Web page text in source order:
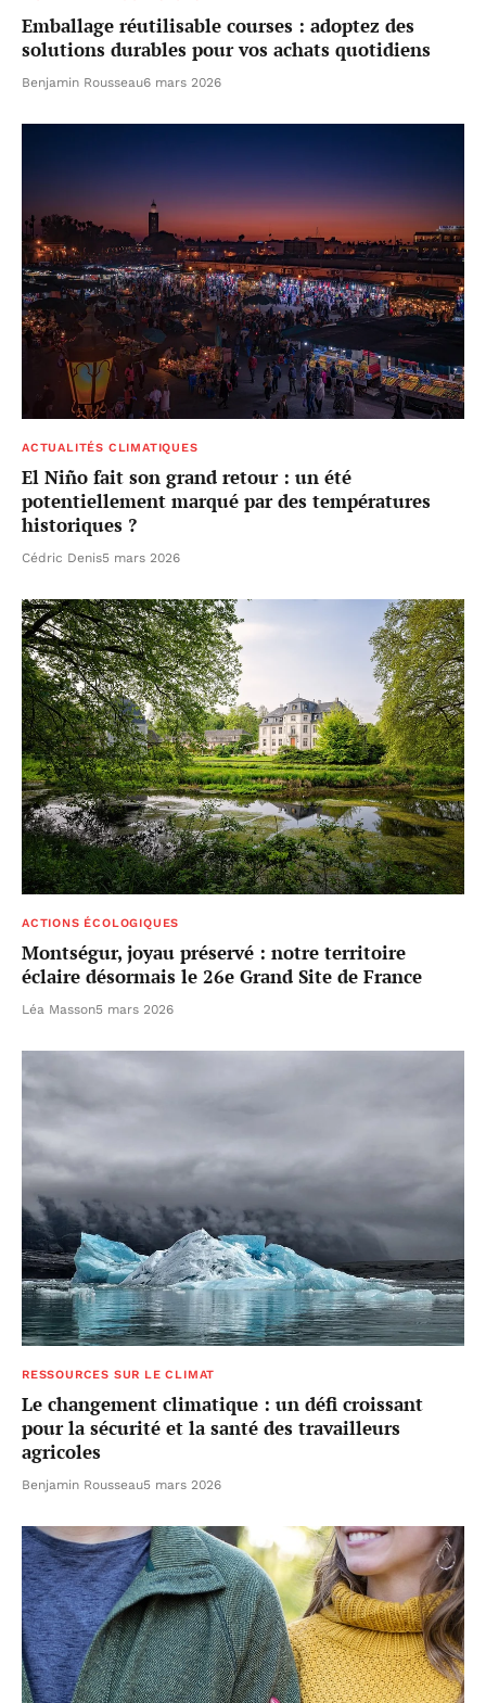
Emballage réutilisable courses : adoptez des
solutions durables pour vos achats quotidiens
Benjamin Rousseau6 mars 2026
ACTUALITÉS CLIMATIQUES
El Niño fait son grand retour : un été
potentiellement marqué par des températures
historiques ?
Cédric Denis5 mars 2026
ACTIONS ÉCOLOGIQUES
Montségur, joyau préservé : notre territoire
éclaire désormais le 26e Grand Site de France
Léa Masson5 mars 2026
RESSOURCES SUR LE CLIMAT
Le changement climatique : un défi croissant
pour la sécurité et la santé des travailleurs
agricoles
Benjamin Rousseau5 mars 2026